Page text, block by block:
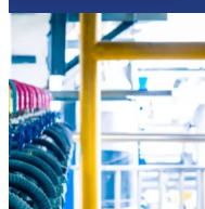
Facultad